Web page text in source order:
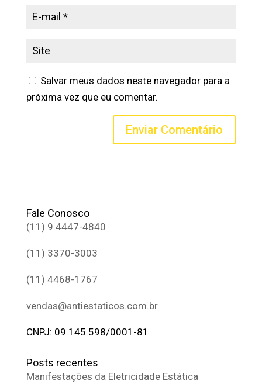
Salvar meus dados neste navegador para a
próxima vez que eu comentar.
Fale Conosco
(11) 9.4447-4840
(11) 3370-3003
(11) 4468-1767
vendas@antiestaticos.com.br
CNPJ: 09.145.598/0001-81
Posts recentes
Manifestações da Eletricidade Estática